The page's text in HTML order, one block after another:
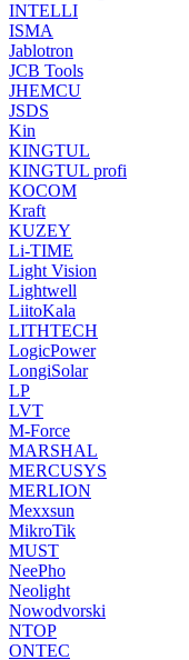
INTELLI
ISMA
Jablotron
JCB Tools
JHEMCU
JSDS
Kin
KINGTUL
KINGTUL profi
KOCOM
Kraft
KUZEY
Li-TIME
Light Vision
Lightwell
LiitoKala
LITHTECH
LogicPower
LongiSolar
LP
LVT
M-Force
MARSHAL
MERCUSYS
MERLION
Mexxsun
MikroTik
MUST
NeePho
Neolight
Nowodvorski
NTOP
ONTEC